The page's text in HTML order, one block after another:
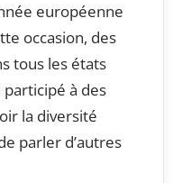
européenne
occasion, des
tous les états
à des
la diversité
parler d’autres